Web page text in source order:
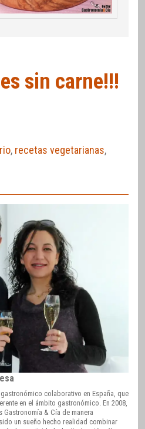
sin carne!!!
, recetas vegetarianas,
colaborativo en España, que
en el ámbito gastronómico. En 2008,
Gastronomía & Cía de manera
un sueño hecho realidad combinar